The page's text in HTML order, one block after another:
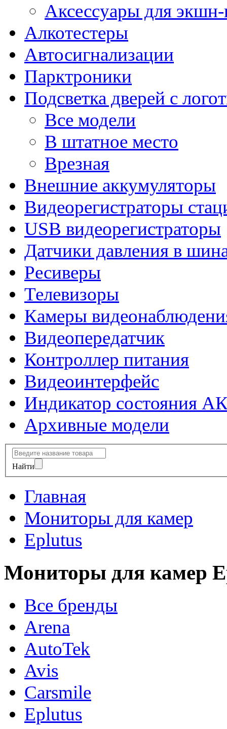
Аксессуары для
Алкотестеры
Автосигнализации
Парктроники
Подсветка дверей с
Все модели
В штатное место
Врезная
Внешние аккумуляторы
Видеорегистраторы
USB видеорегистраторы
Датчики давления в
Ресиверы
Телевизоры
Камеры
Видеопередатчик
Контроллер питания
Видеоинтерфейс
Индикатор состояния
Архивные модели
Найти
Главная
Мониторы для камер
Eplutus
Мониторы для камер
Все бренды
Arena
AutoTek
Avis
Carsmile
Eplutus